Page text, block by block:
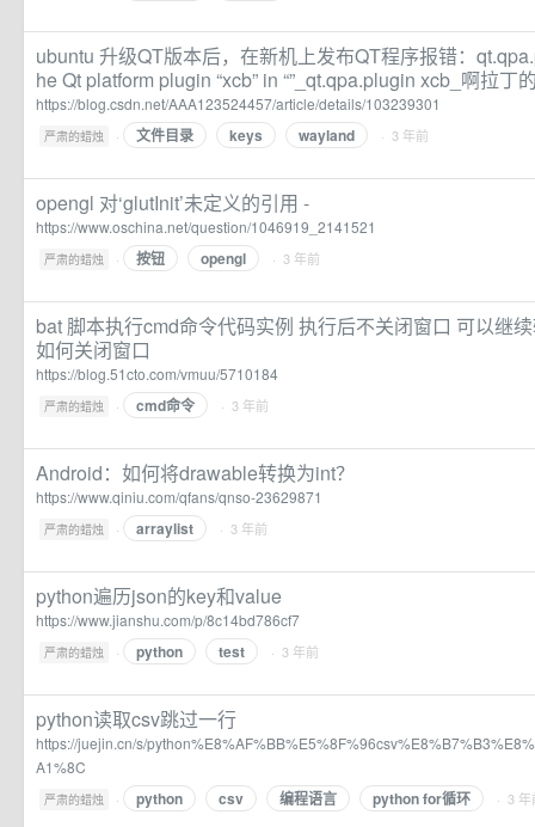
ubuntu 升级QT版本后，在新机上发布QT程序报错：
he Qt platform plugin “xcb” in “”_qt.qpa.plugin xcb_啊拉丁
https://blog.csdn.net/AAA123524457/article/details/103239301
严肃的蜡烛 · 文件目录 keys wayland · 3 年前
opengl 对‘glutInit’未定义的引用 -
https://www.oschina.net/question/1046919_2141521
严肃的蜡烛 · 按钮 opengl · 3 年前
bat 脚本执行cmd命令代码实例 执行后不关闭窗口 可以继
如何关闭窗口
https://blog.51cto.com/vmuu/5710184
严肃的蜡烛 · cmd命令 · 3 年前
Android：如何将drawable转换为int？
https://www.qiniu.com/qfans/qnso-23629871
严肃的蜡烛 · arraylist · 3 年前
python遍历json的key和value
https://www.jianshu.com/p/8c14bd786cf7
严肃的蜡烛 · python test · 3 年前
python读取csv跳过一行
https://juejin.cn/s/
A1%8C
严肃的蜡烛 · python csv 编程语言 python for循环 · 3 年